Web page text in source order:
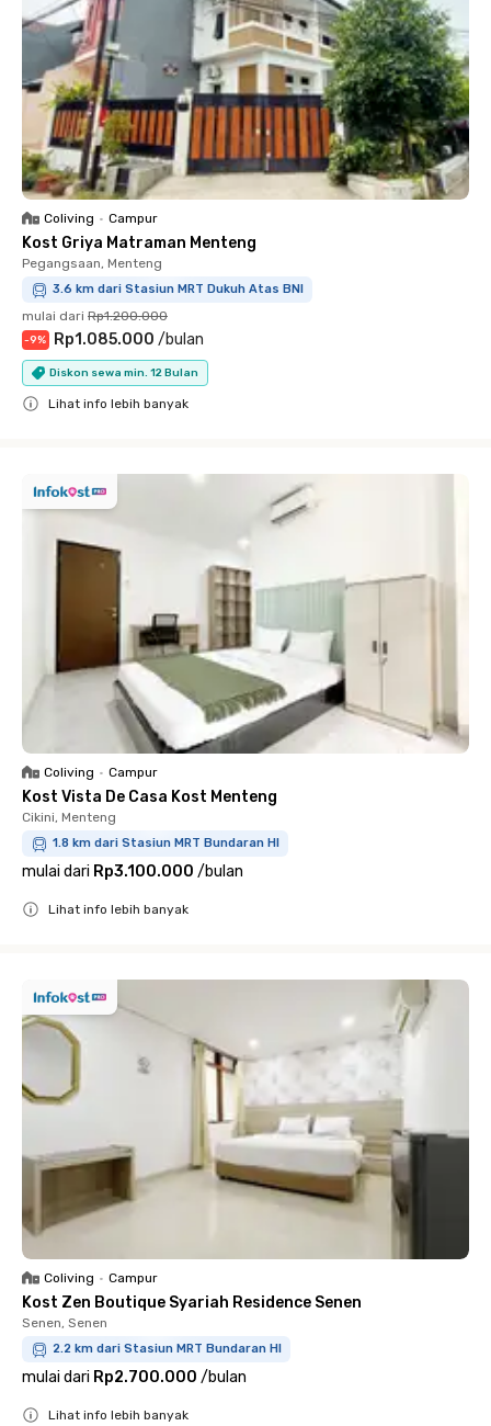
Coliving • Campur
Kost Griya Matraman Menteng
Pegangsaan, Menteng
3.6 km dari Stasiun MRT Dukuh Atas BNI
mulai dari Rp1.200.000
-9% Rp1.085.000 /bulan
Diskon sewa min. 12 Bulan
Lihat info lebih banyak
Coliving • Campur
Kost Vista De Casa Kost Menteng
Cikini, Menteng
1.8 km dari Stasiun MRT Bundaran HI
mulai dari Rp3.100.000 /bulan
Lihat info lebih banyak
Coliving • Campur
Kost Zen Boutique Syariah Residence Senen
Senen, Senen
2.2 km dari Stasiun MRT Bundaran HI
mulai dari Rp2.700.000 /bulan
Lihat info lebih banyak